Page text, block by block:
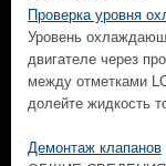
Проверка уровня
Уровень
двигателе через
между отметками
долейте жидкость
Демонтаж клапанов